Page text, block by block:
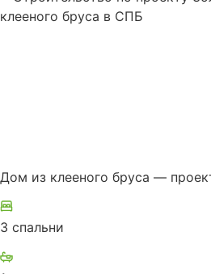
Дом из клееного бруса —
3 спальни